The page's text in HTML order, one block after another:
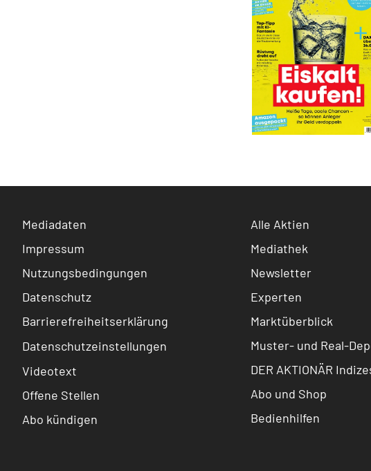
Mediadaten
Impressum
Nutzungsbedingungen
Datenschutz
Barrierefreiheitserklärung
Datenschutzeinstellungen
Videotext
Offene Stellen
Abo kündigen
Alle Aktien
Mediathek
Newsletter
Experten
Marktüberblick
Muster- und Real-
DER AKTIONÄR
Abo und Shop
Bedienhilfen